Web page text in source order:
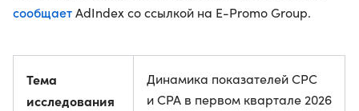
сообщаетAdIndex со ссылкой на E-Promo Group.
Тема
исследования
Динамика показателей CPC
и CPA в первом квартале 2026